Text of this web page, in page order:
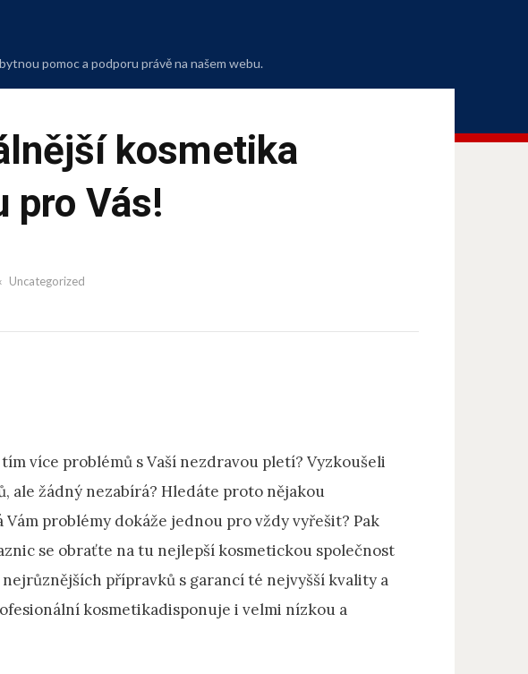
pomoc a podporu právě na našem webu.
kosmetika
pro Vás!
Uncategorized
více problémů s Vaší nezdravou pletí? Vyzkoušeli
ale žádný nezabírá? Hledáte proto nějakou
problémy dokáže jednou pro vždy vyřešit? Pak
se obraťte na tu nejlepší kosmetickou společnost
přípravků s garancí té nejvyšší kvality a
kosmetikadisponuje i velmi nízkou a